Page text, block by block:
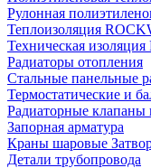
Рулонная
Теплоизоляция
Техническая
Радиаторы отопления
Стальные панельные
Термостатические и
Радиаторные клапаны
Запорная арматура
Краны шаровые
Детали трубопровода